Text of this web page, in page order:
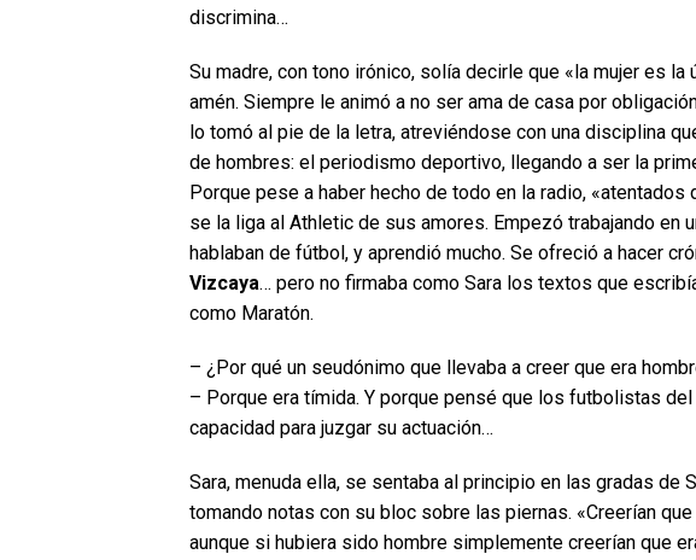
discrimina…
Su madre, con tono irónico, solía decirle que «la mujer es la
amén. Siempre le animó a no ser ama de casa por
lo tomó al pie de la letra, atreviéndose con una disciplina
de hombres: el periodismo deportivo, llegando a ser la
Porque pese a haber hecho de todo en la radio, «atentados
se la liga al Athletic de sus amores. Empezó trabajando en
hablaban de fútbol, y aprendió mucho. Se ofreció a hacer
Vizcaya… pero no firmaba como Sara los textos que
como Maratón.
– ¿Por qué un seudónimo que llevaba a creer que era
– Porque era tímida. Y porque pensé que los futbolistas
capacidad para juzgar su actuación…
Sara, menuda ella, se sentaba al principio en las gradas de
tomando notas con su bloc sobre las piernas. «Creerían
aunque si hubiera sido hombre simplemente creerían que